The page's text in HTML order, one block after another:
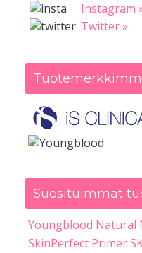
Instagram
Twitter »
Suosituimmat
Youngblood Natural
SkinPerfect Primer